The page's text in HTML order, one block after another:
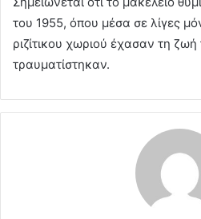
του 1955, όπου μέσα σε λίγες
ριζίτικου χωριού έχασαν τη
τραυματίστηκαν.